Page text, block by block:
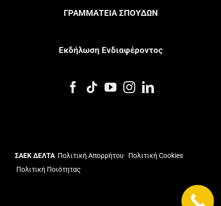
ΓΡΑΜΜΑΤΕΙΑ ΣΠΟΥΔΩΝ
Eκδήλωση Eνδιαφέροντος
ΣΑΕΚ ΔΕΛΤΑ Πολιτική Απορρήτου
Πολιτική Cookies
Πολιτική Ποιότητας